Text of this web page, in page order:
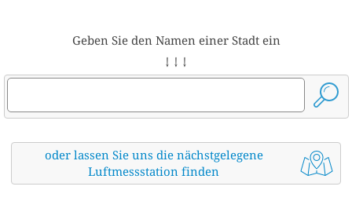
Geben Sie den Namen einer Stadt ein
↓ ↓ ↓
oder lassen Sie uns die nächstgelegene
Luftmessstation finden